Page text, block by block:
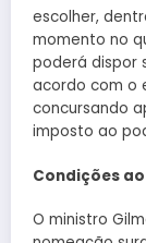
escolher,
momento no
poderá dispor
acordo com o
concursando
imposto ao
Condições
O ministro